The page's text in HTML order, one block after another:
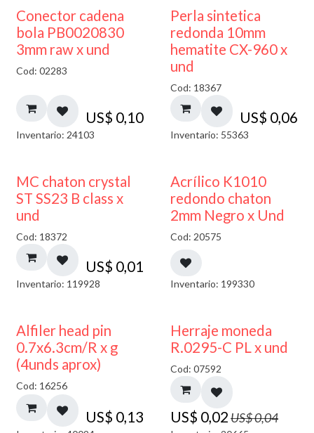
Conector cadena
bola PB0020830
3mm raw x und
Cod: 02283
US$ 0,10
Inventario: 24103
Perla sintetica
redonda 10mm
hematite CX-960 x
und
Cod: 18367
US$ 0,06
Inventario: 55363
MC chaton crystal
ST SS23 B class x
und
Cod: 18372
US$ 0,01
Inventario: 119928
50% DESCUENTO
Acrílico K1010
redondo chaton
2mm Negro x Und
Cod: 20575
Inventario: 199330
Alfiler head pin
0.7x6.3cm/R x g
(4unds aprox)
Cod: 16256
US$ 0,13
50% DESCUENTO
Herraje moneda
R.0295-C PL x und
Cod: 07592
US$ 0,02US$0,04